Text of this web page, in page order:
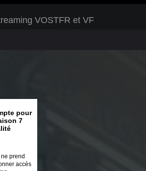
VOSTFR et VF
pour
7
prend
accès